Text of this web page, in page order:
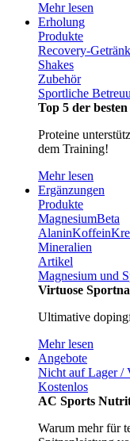
Mehr lesen
Erholung
Produkte
Recovery-
Shakes
Zubehör
Sportliche
Top 5 der
Proteine
dem Training!
Mehr lesen
Ergänzungen
Produkte
MagnesiumBeta
AlaninKoffein
Mineralien
Artikel
Magnesium und
Virtuose
Ultimative
Mehr lesen
Angebote
Nicht auf Lager /
Kostenlos
AC Sports
Warum mehr für